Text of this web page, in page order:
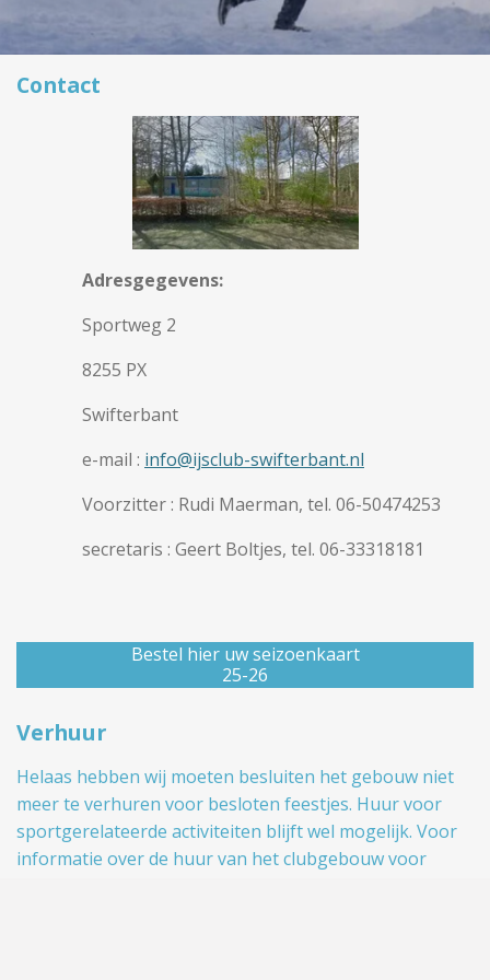
Contact
Adresgegevens:
Sportweg 2
8255 PX
Swifterbant
e-mail : info@ijsclub-swifterbant.nl
Voorzitter : Rudi Maerman, tel. 06-50474253
secretaris : Geert Boltjes, tel. 06-33318181
Bestel hier uw seizoenkaart
25-26
Verhuur
Helaas hebben wij moeten besluiten het gebouw niet
meer te verhuren voor besloten feestjes. Huur voor
sportgerelateerde activiteiten blijft wel mogelijk. Voor
informatie over de huur van het clubgebouw voor